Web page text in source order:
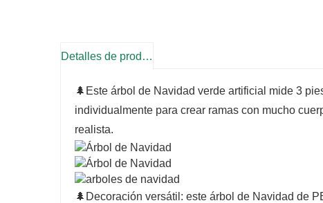
Detalles de producto
🌲Este árbol de Navidad verde artificial mide 3
individualmente para crear ramas con mucho
realista.
🌲Decoración versátil: este árbol de Navidad de